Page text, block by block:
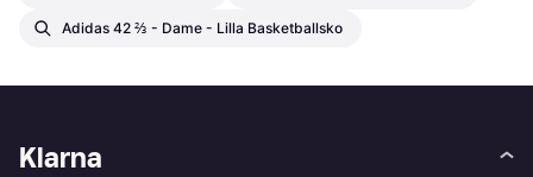
Adidas 42 ⅔ - Dame - Lilla Basketballsko
Klarna